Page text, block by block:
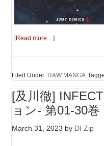
[Read more…]
Filed Under: RAW MANGA
[及川徹]
ョン- 第01-30巻
March 31, 2023 by Dl-Zip